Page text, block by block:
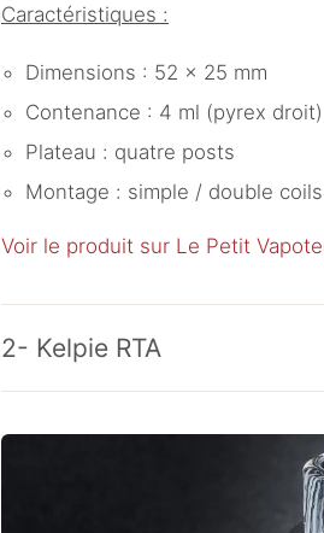
Caractéristiques :
Dimensions : 52 x 25 mm
Contenance : 4 ml (pyrex
Plateau : quatre posts
Montage : simple / double coils
Voir le produit sur Le Petit
2- Kelpie RTA